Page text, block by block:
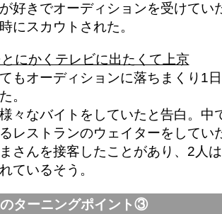
好きでオーディションを受けてい
にスカウトされた。
にかくテレビに出たくて上京
てもオーディションに落ちまくり1
。
々なバイトをしていたと告白。中
レストランのウェイターをしてい
さんを接客したことがあり、2人
ているそう。
のターニングポイント③